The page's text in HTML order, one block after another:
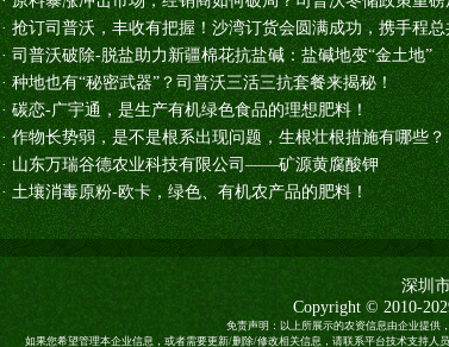
·抢订司普沃，丰收有把握！沙湾订货会圆满成功，携手程总
·司普沃破除-脱盐助力新疆棉花抗盐碱：盐碱地变“金土地”
·种地也有“秘密武器”？司普沃三活三抗套餐来揭秘！
·碳恋-广宇通，是生产有机绿色食品的理想肥料！
·作物长势弱，是不是根系出现问题，生根壮根措施有哪些？
·山东万瑞谷德农业科技有限公司——矿源黄腐酸钾
·土壤消毒原粉-欧卡，绿色、有机农产品的肥料！
深圳
Copyright © 2010-
免责声明：以上所展示的农资信息由企业提供
如果您希望管理本企业信息，或者需要更新/删除/修改相关信息，请联系平台技术支持